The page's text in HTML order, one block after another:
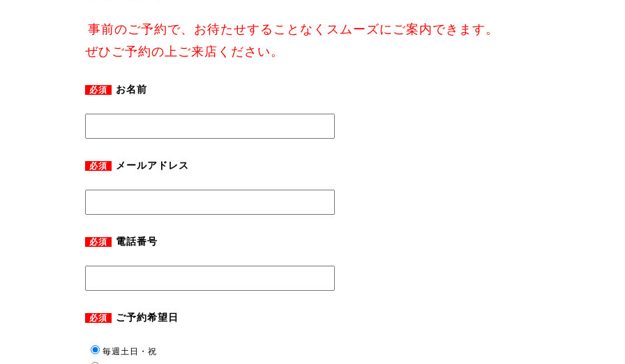
事前のご予約で、お待たせすることなくスムーズにご案内できます。
ぜひご予約の上ご来店ください。
必須 お名前
必須 メールアドレス
必須 電話番号
必須 ご予約希望日
毎週土日・祝